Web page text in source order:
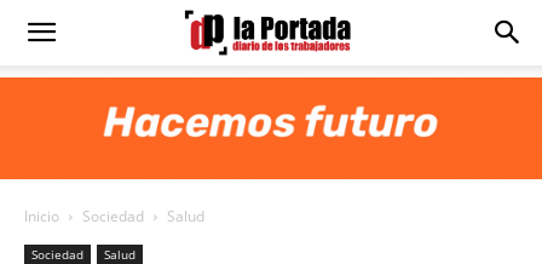
Diario
Portada
Inicio Sociedad Salud
Sociedad Salud